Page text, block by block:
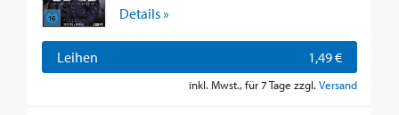
Details »
Leihen 1,49 €
inkl. Mwst., für 7 Tage zzgl. Versand